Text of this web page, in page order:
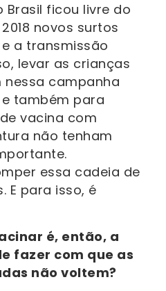
Brasil ficou livre do
novos surtos
a transmissão
levar as crianças
campanha
também para
vacina com
não tenham
essa cadeia de
E para isso, é
é, então, a
fazer com que as
não voltem?